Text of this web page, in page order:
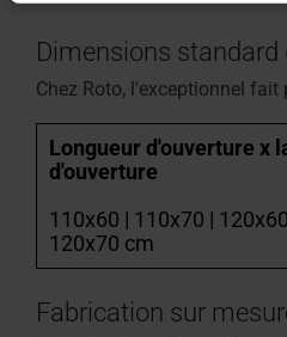
Dimensions standard
Chez Roto, l'exceptionnel fait
Longueur d'ouverture x
d'ouverture
110x60 | 110x70 |
120x70 cm
Fabrication sur